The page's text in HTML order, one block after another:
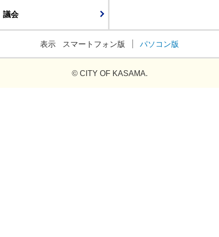
議会
表示 スマートフォン版 パソコン版
© CITY OF KASAMA.